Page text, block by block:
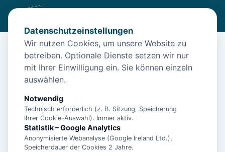
/Unterkünfte /Norden/
Bungalow Wattweg 11 Miesmuschel für 4 Pers. – Norden
Bungalow Wattweg 11 Miesmuschel
für 4 Pers. – Norden
26506 Norden
Datenschutzeinstellungen
Wir nutzen Cookies, um unsere Website zu
betreiben. Optionale Dienste setzen wir nur
mit Ihrer Einwilligung ein. Sie können einzeln
auswählen.
Notwendig
Technisch erforderlich (z. B. Sitzung, Speicherung
Ihrer Cookie-Auswahl). Immer aktiv.
Statistik – Google Analytics
Anonymisierte Webanalyse (Google Ireland Ltd.),
Speicherdauer der Cookies 2 Jahre.